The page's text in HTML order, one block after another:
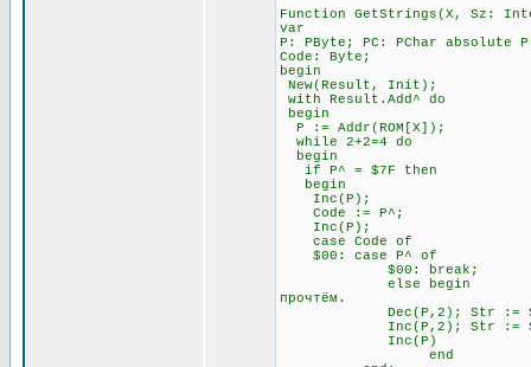
Function GetStrings(X, Sz:
var
P: PByte; PC: PChar absolute
Code: Byte;
begin
New(Result, Init);
with Result.Add^ do
begin
P := Addr(ROM[X]);
while 2+2=4 do \\
begin
if P^ = $7F then \\
begin
Inc(P); \\
Code := P^;
Inc(P);
case Code of
$00: case P^ of
$00: break; \\ А за
else begin \\ Если за
прочтём.
Dec(P,2); Str := Str
Inc(P,2); Str := Str
Inc(P)
end